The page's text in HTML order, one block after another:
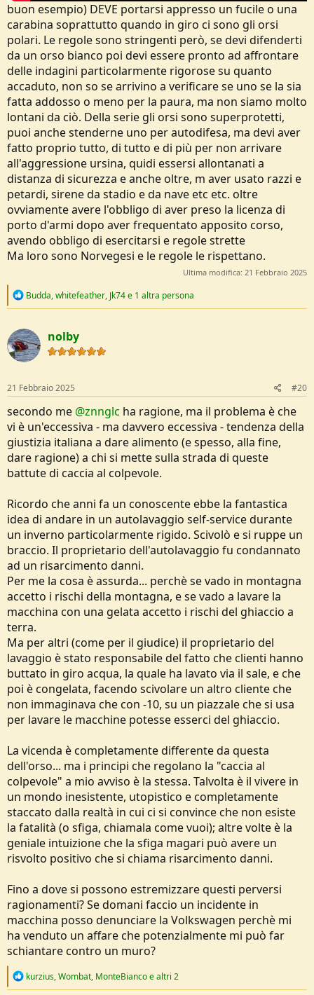
buon esempio) DEVE portarsi appresso un fucile o una
carabina soprattutto quando in giro ci sono gli orsi
polari. Le regole sono stringenti però, se devi difenderti
da un orso bianco poi devi essere pronto ad affrontare
delle indagini particolarmente rigorose su quanto
accaduto, non so se arrivino a verificare se uno se la sia
fatta addosso o meno per la paura, ma non siamo molto
lontani da ciò. Della serie gli orsi sono superprotetti,
puoi anche stenderne uno per autodifesa, ma devi aver
fatto proprio tutto, di tutto e di più per non arrivare
all'aggressione ursina, quidi essersi allontanati a
distanza di sicurezza e anche oltre, m aver usato razzi e
petardi, sirene da stadio e da nave etc etc. oltre
ovviamente avere l'obbligo di aver preso la licenza di
porto d'armi dopo aver frequentato apposito corso,
avendo obbligo di esercitarsi e regole strette
Ma loro sono Norvegesi e le regole le rispettano.
Ultima modifica: 21 Febbraio 2025
R
c
t
i
o
s
:
Budda,whitefeather, Jk74e 1 altra persona
nolby
21 Febbraio 2025 #20
secondo me @znnglc ha ragione, ma il problema è che
vi è un'eccessiva - ma davvero eccessiva - tendenza della
giustizia italiana a dare alimento (e spesso, alla fine,
dare ragione) a chi si mette sulla strada di queste
battute di caccia al colpevole.
Ricordo che anni fa un conoscente ebbe la fantastica
idea di andare in un autolavaggio self-service durante
un inverno particolarmente rigido. Scivolò e si ruppe un
braccio. Il proprietario dell'autolavaggio fu condannato
ad un risarcimento danni.
Per me la cosa è assurda... perchè se vado in montagna
accetto i rischi della montagna, e se vado a lavare la
macchina con una gelata accetto i rischi del ghiaccio a
terra.
Ma per altri (come per il giudice) il proprietario del
lavaggio è stato responsabile del fatto che clienti hanno
buttato in giro acqua, la quale ha lavato via il sale, e che
poi è congelata, facendo scivolare un altro cliente che
non immaginava che con -10, su un piazzale che si usa
per lavare le macchine potesse esserci del ghiaccio.
La vicenda è completamente differente da questa
dell'orso... ma i principi che regolano la "caccia al
colpevole" a mio avviso è la stessa. Talvolta è il vivere in
un mondo inesistente, utopistico e completamente
staccato dalla realtà in cui ci si convince che non esiste
la fatalità (o sfiga, chiamala come vuoi); altre volte è la
geniale intuizione che la sfiga magari può avere un
risvolto positivo che si chiama risarcimento danni.
Fino a dove si possono estremizzare questi perversi
ragionamenti? Se domani faccio un incidente in
macchina posso denunciare la Volkswagen perchè mi
ha venduto un affare che potenzialmente mi può far
schiantare contro un muro?
R
kurzius,Wombat, MonteBiancoe altri 2